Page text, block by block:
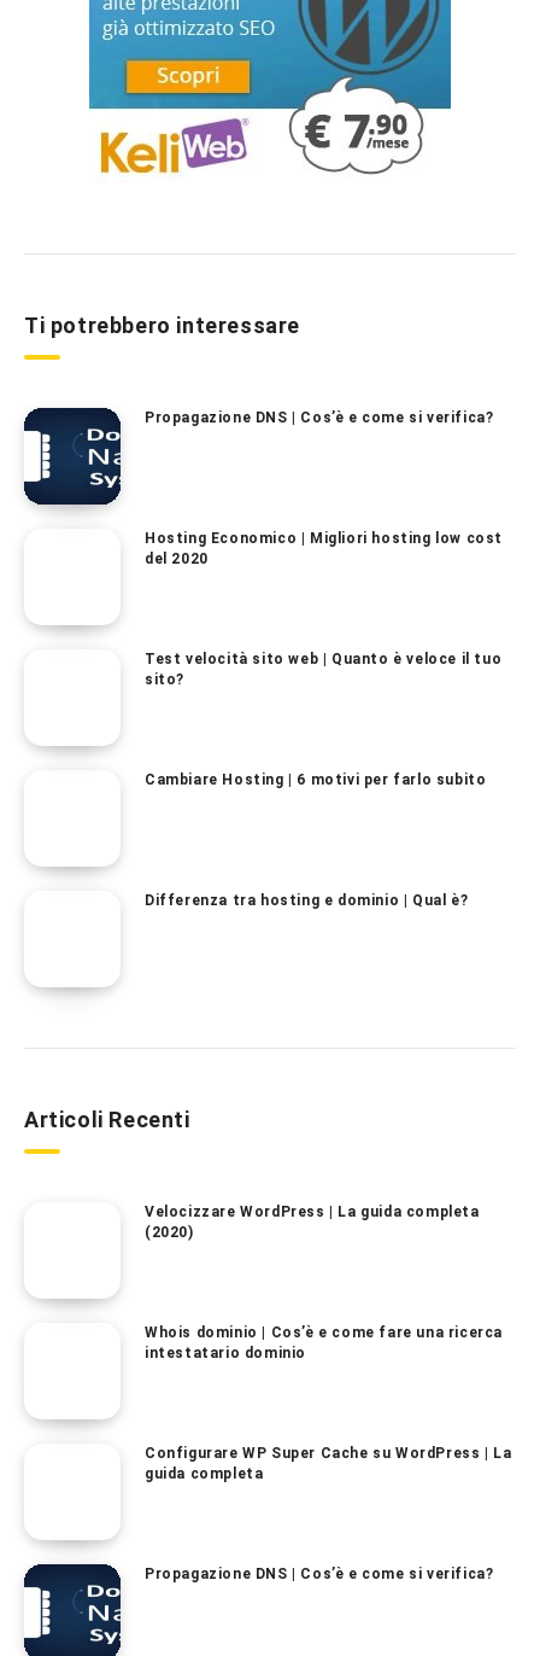
Ti potrebbero interessare
Propagazione DNS | Cos’è e come si verifica?
Hosting Economico | Migliori hosting low cost
del 2020
Test velocità sito web | Quanto è veloce il tuo
sito?
Cambiare Hosting | 6 motivi per farlo subito
Differenza tra hosting e dominio | Qual è?
Articoli Recenti
Velocizzare WordPress | La guida completa
(2020)
Whois dominio | Cos’è e come fare una ricerca
intestatario dominio
Configurare WP Super Cache su WordPress | La
guida completa
Propagazione DNS | Cos’è e come si verifica?